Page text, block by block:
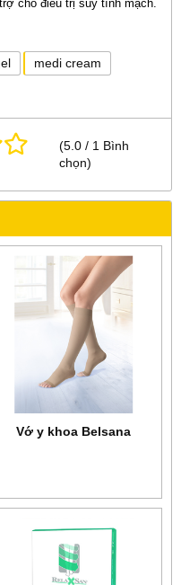
cho điều trị suy tĩnh mạch.
medi cream
(5.0 / 1 Bình
chọn)
Vớ y khoa Belsana